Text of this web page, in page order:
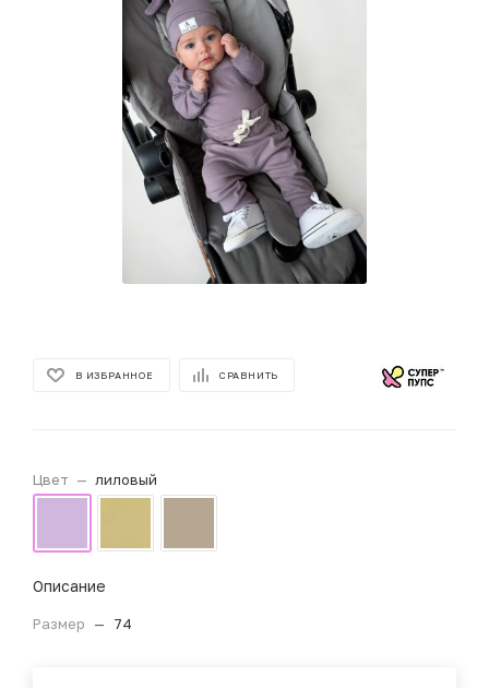
В ИЗБРАННОЕ СРАВНИТЬ
Цвет — лиловый
Описание
Размер — 74